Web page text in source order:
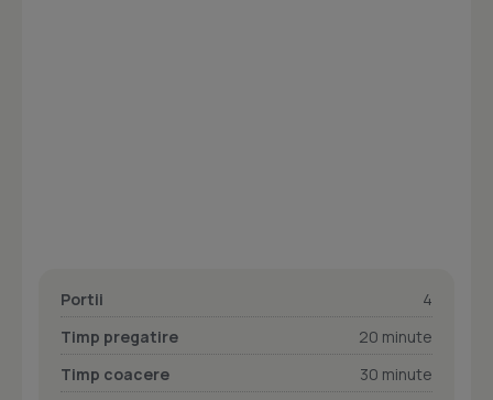
Portii
4
Timp pregatire
20 minute
Timp coacere
30 minute